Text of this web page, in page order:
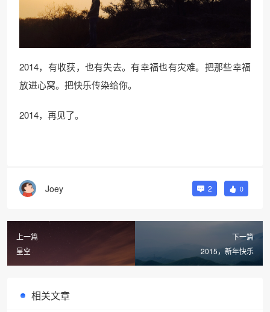
2014，有收获，也有失去。有幸福也有灾难。把那些幸福
放进心窝。把快乐传染给你。
2014，再见了。
Joey 2 0
上一篇
星空
下一篇
2015，新年快乐
相关文章